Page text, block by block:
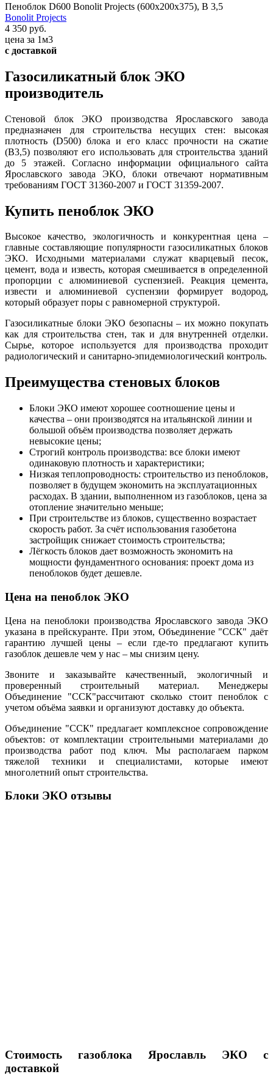
Пеноблок D600 Bonolit Projects (600х200х375), В 3,5
Bonolit Projects
4 350 руб.
цена за 1м3
с доставкой
Газосиликатный блок ЭКО
производитель
Стеновой блок ЭКО производства Ярославского завода
предназначен для строительства несущих стен: высокая
плотность (D500) блока и его класс прочности на сжатие
(В3,5) позволяют его использовать для строительства зданий
до 5 этажей. Согласно информации официального сайта
Ярославского завода ЭКО, блоки отвечают нормативным
требованиям ГОСТ 31360-2007 и ГОСТ 31359-2007.
Купить пеноблок ЭКО
Высокое качество, экологичность и конкурентная цена –
главные составляющие популярности газосиликатных блоков
ЭКО. Исходными материалами служат кварцевый песок,
цемент, вода и известь, которая смешивается в определенной
пропорции с алюминиевой суспензией. Реакция цемента,
извести и алюминиевой суспензии формирует водород,
который образует поры с равномерной структурой.
Газосиликатные блоки ЭКО безопасны – их можно покупать
как для строительства стен, так и для внутренней отделки.
Сырье, которое используется для производства проходит
радиологический и санитарно-эпидемиологический контроль.
Преимущества стеновых блоков
Блоки ЭКО имеют хорошее соотношение цены и
качества – они производятся на итальянской линии и
большой объём производства позволяет держать
невысокие цены;
Строгий контроль производства: все блоки имеют
одинаковую плотность и характеристики;
Низкая теплопроводность: строительство из пеноблоков,
позволяет в будущем экономить на эксплуатационных
расходах. В здании, выполненном из газоблоков, цена за
отопление значительно меньше;
При строительстве из блоков, существенно возрастает
скорость работ. За счёт использования газобетона
застройщик снижает стоимость строительства;
Лёгкость блоков дает возможность экономить на
мощности фундаментного основания: проект дома из
пеноблоков будет дешевле.
Цена на пеноблок ЭКО
Цена на пеноблоки производства Ярославского завода ЭКО
указана в прейскуранте. При этом, Объединение "ССК" даёт
гарантию лучшей цены – если где-то предлагают купить
газоблок дешевле чем у нас – мы снизим цену.
Звоните и заказывайте качественный, экологичный и
проверенный строительный материал. Менеджеры
Объединение "ССК"рассчитают сколько стоит пеноблок с
учетом объёма заявки и организуют доставку до объекта.
Объединение "ССК" предлагает комплексное сопровождение
объектов: от комплектации строительными материалами до
производства работ под ключ. Мы располагаем парком
тяжелой техники и специалистами, которые имеют
многолетний опыт строительства.
Блоки ЭКО отзывы
Стоимость газоблока Ярославль ЭКО с
доставкой